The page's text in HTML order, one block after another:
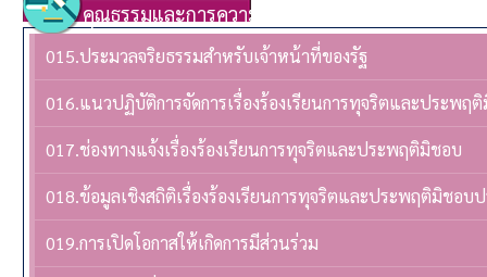
คุณธรรมและการความโปร่งใส
015.ประมวลจริยธรรมสำหรับเจ้าหน้าที่ของรัฐ
016.แนวปฏิบัติการจัดการเรื่องร้องเรียนการทุจริตและประพฤ
017.ช่องทางแจ้งเรื่องร้องเรียนการทุจริตและประพฤติมิชอบ
018.ข้อมูลเชิงสถิติเรื่องร้องเรียนการทุจริตและประพฤติมิชอบ
019.การเปิดโอกาสให้เกิดการมีส่วนร่วม